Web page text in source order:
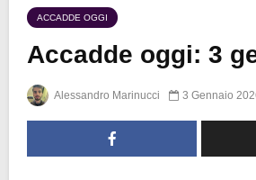
ACCADDE OGGI
Accadde oggi: 3
Alessandro Marinucci 3 Gennaio